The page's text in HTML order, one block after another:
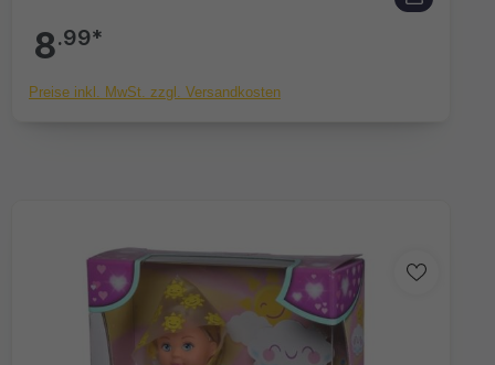
8.99*
Preise inkl. MwSt. zzgl. Versandkosten